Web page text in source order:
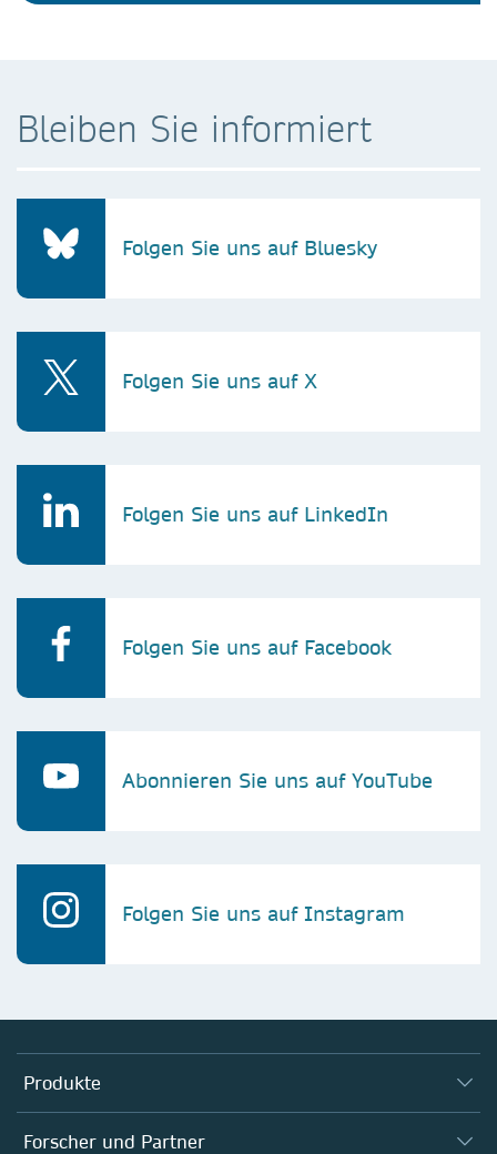
Bleiben Sie informiert
Folgen Sie uns auf Bluesky
Folgen Sie uns auf X
Folgen Sie uns auf LinkedIn
Folgen Sie uns auf Facebook
Abonnieren Sie uns auf YouTube
Folgen Sie uns auf Instagram
Produkte
Journals
Forscher und Partner